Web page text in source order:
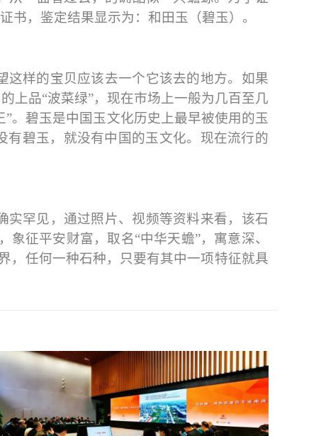
书，鉴定结果显示为：和田玉（碧玉）。
这样的宝贝应该去一个它该去的地方。如果
上品“波菜绿”，现在市场上一般为几百至几
。碧玉是中国玉文化历史上最早被使用的玉
有碧玉，就没有中国的玉文化。现在流行的
罕见，通过照片、视频等资料来看，该石
象征平安财富，取名“中华天蟾”，寓意深、
，任何一种石种，只要有其中一项特征就具